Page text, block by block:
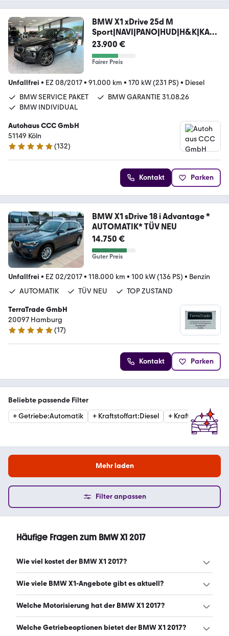
BMW X1 xDrive 25d M
Sport|NAVI|PANO|HUD|H&K|KAM|
AHK
23.900 €
Fairer Preis
Unfallfrei • EZ 08/2017• 91.000 km • 170 kW (231 PS) • Diesel
BMW SERVICE PAKET
BMW GARANTIE 31.08.26
BMW INDIVIDUAL
Autohaus CCC GmbH
51149 Köln
4.9 Sterne
(132)
Kontakt Parken
BMW X1 sDrive 18 i Advantage *
AUTOMATIK* TÜV NEU
14.750 €
Guter Preis
Unfallfrei • EZ 02/2017• 118.000 km • 100 kW (136 PS) • Benzin
AUTOMATIK
TÜV NEU TOP ZUSTAND
TerraTrade GmbH
20097 Hamburg
4.8 Sterne
(17)
Kontakt Parken
Beliebte passende Filter
+Getriebe:Automatik + Kraftstoffart:Diesel + Kraftstoffart:
Mehr laden
Filter anpassen
Häufige Fragen zum BMW X1 2017
Wie viel kostet der BMW X1 2017?
Ein guter Preis für einen BMW X1 2017 liegt zwischen
Wie viele BMW X1-Angebote gibt es aktuell?
Es gibt insgesamt 488 BMW X1 bei mobile.de, davon 489
Welche Motorisierung hat der BMW X1 2017?
Der BMW X1 2017 hat Leistungen zwischen 136 und 231
Welche Getriebeoptionen bietet der BMW X1 2017?